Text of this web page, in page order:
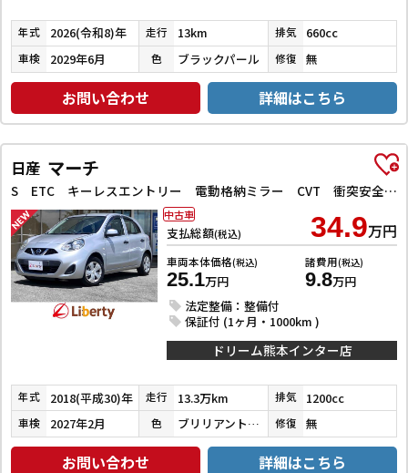
年式 2026(令和8)年 走行 13km 排気 660cc
車検 2029年6月 色 ブラックパール 修復 無
お問い合わせ 詳細はこちら
日産 マーチ
S ETC キーレスエントリー 電動格納ミラー CVT 衝突安全ボディ ABS ESC エアコン パワーステアリング パワーウィンドウ
支払総額(税込) 34.9万円
車両本体価格(税込)
25.1万円
諸費用(税込)
9.8万円
法定整備：整備付
保証付 (1ヶ月・1000km )
中古車
ドリーム熊本インター店
年式 2018(平成30)年 走行 13.3万km 排気 1200cc
車検 2027年2月 色 ブリリアントシルバー 修復 無
お問い合わせ 詳細はこちら